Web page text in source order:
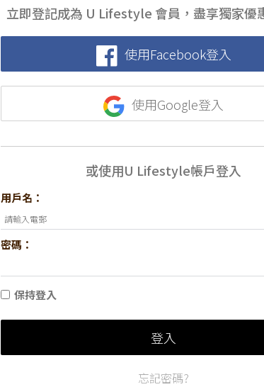
立即登記成為 U Lifestyle 會員，盡享獨家優
使用Facebook登入
使用Google登入
或使用U Lifestyle帳戶登入
用戶名：
密碼：
保持登入
登入
忘記密碼?